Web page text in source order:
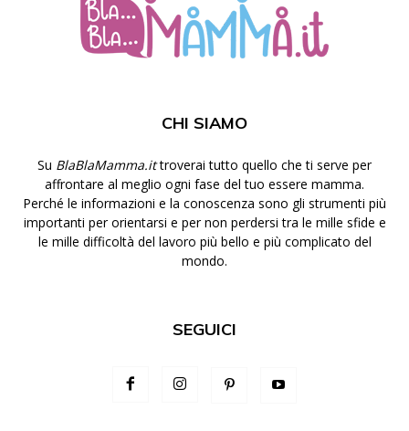
CHI SIAMO
Su BlaBlaMamma.ittroverai tutto quello che ti serve per
affrontare al meglio ogni fase del tuo essere mamma.
Perché le informazioni e la conoscenza sono gli strumenti più
importanti per orientarsi e per non perdersi tra le mille sfide e
le mille difficoltà del lavoro più bello e più complicato del
mondo.
SEGUICI